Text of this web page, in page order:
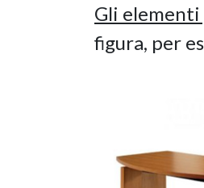
Gli
figura, per